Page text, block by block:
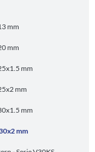
mm
mm
mm
mm
mm
mm